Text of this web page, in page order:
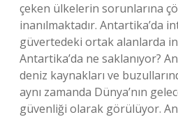
çeken ülkelerin sorunlarına
inanılmaktadır. Antartika’da
güvertedeki ortak alanlarda
Antartika’da ne saklanıyor?
deniz kaynakları ve
aynı zamanda Dünya’nın
güvenliği olarak görülüyor.